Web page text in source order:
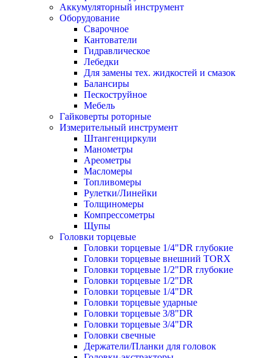
Аккумуляторный инструмент
Оборудование
Сварочное
Кантователи
Гидравлическое
Лебедки
Для замены тех. жидкостей и смазок
Балансиры
Пескоструйное
Мебель
Гайковерты роторные
Измерительный инструмент
Штангенциркули
Манометры
Ареометры
Масломеры
Топливомеры
Рулетки/Линейки
Толщиномеры
Компрессометры
Щупы
Головки торцевые
Головки торцевые 1/4"DR глубокие
Головки торцевые внешний TORX
Головки торцевые 1/2"DR глубокие
Головки торцевые 1/2"DR
Головки торцевые 1/4"DR
Головки торцевые ударные
Головки торцевые 3/8"DR
Головки торцевые 3/4"DR
Головки свечные
Держатели/Планки для головок